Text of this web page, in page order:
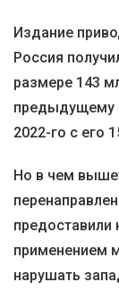
Издание
Россия
размере 143
предыдущему
2022-го с его
Но в чем
предоставили
применением
нарушать